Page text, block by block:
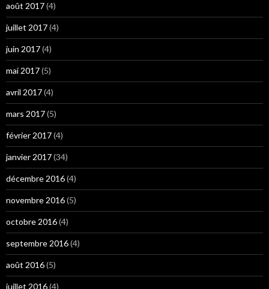
août 2017(4)
juillet 2017(4)
juin 2017(4)
mai 2017(5)
avril 2017(4)
mars 2017(5)
février 2017(4)
janvier 2017(34)
décembre 2016(4)
novembre 2016(5)
octobre 2016(4)
septembre 2016(4)
août 2016(5)
juillet 2016(4)